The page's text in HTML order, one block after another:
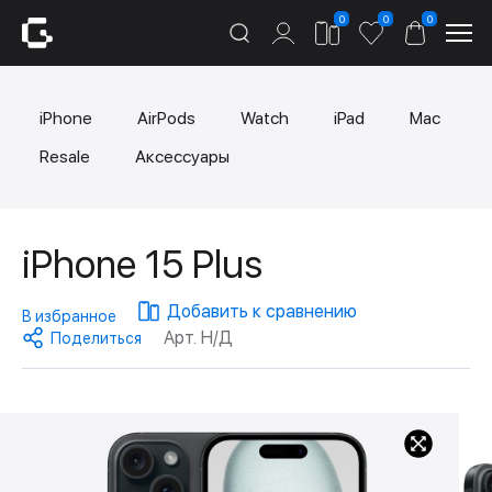
0 0 0
iPhone AirPods Watch iPad
Mac
Resale
Аксессуары
iPhone 15 Plus
В избранное Добавить к сравнению
Поделиться Арт. Н/Д